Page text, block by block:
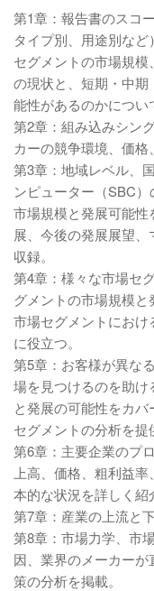
第1章：報告書のスコ
タイプ別、用途別な
セグメントの市場規
の現状と、短期・中
能性があるのかについ
第2章：組み込みシン
カーの競争環境、価格
第3章：地域レベル、
ンピューター（SBC
市場規模と発展可能
展、今後の発展展望
収録。
第4章：様々な市場セ
グメントの市場規模
市場セグメントにお
に役立つ。
第5章：お客様が異な
場を見つけるのを助
と発展の可能性をカ
セグメントの分析を提
第6章：主要企業のプ
上高、価格、粗利益
本的な状況を詳しく紹
第7章：産業の上流と
第8章：市場力学、市
因、業界のメーカー
策の分析を掲載。